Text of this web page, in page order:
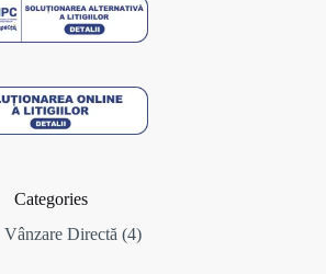
Categories
Vânzare Directă 44